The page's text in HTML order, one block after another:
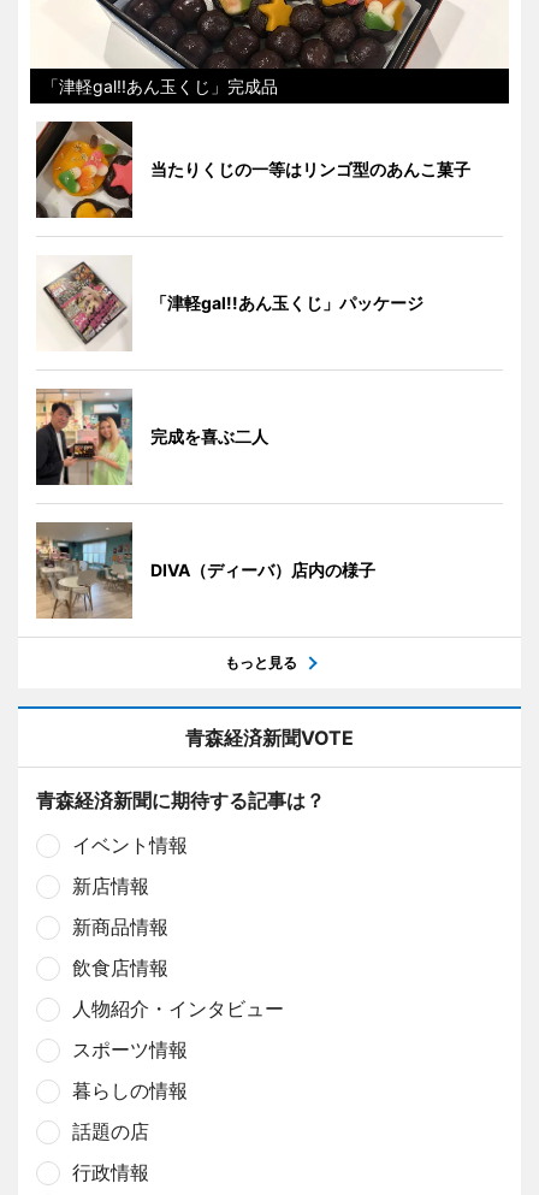
「津軽gal!!あん玉くじ」完成品
当たりくじの一等はリンゴ型のあんこ菓子
「津軽gal!!あん玉くじ」パッケージ
完成を喜ぶ二人
DIVA（ディーバ）店内の様子
もっと見る
青森経済新聞VOTE
青森経済新聞に期待する記事は？
イベント情報
新店情報
新商品情報
飲食店情報
人物紹介・インタビュー
スポーツ情報
暮らしの情報
話題の店
行政情報